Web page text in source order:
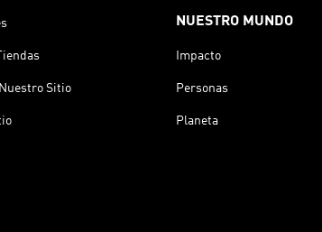
Sitio
NUESTRO MUNDO
Impacto
Personas
Planeta